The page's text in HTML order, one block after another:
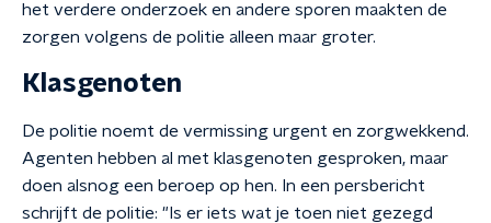
het verdere onderzoek en andere sporen maakten de
zorgen volgens de politie alleen maar groter.
Klasgenoten
De politie noemt de vermissing urgent en zorgwekkend.
Agenten hebben al met klasgenoten gesproken, maar
doen alsnog een beroep op hen. In een persbericht
schrijft de politie: "Is er iets wat je toen niet gezegd